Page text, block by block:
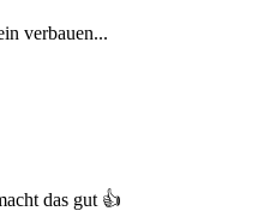
verbauen...
das gut 👍